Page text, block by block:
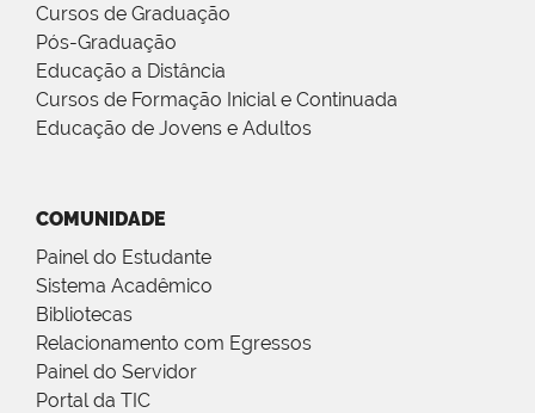
Cursos de Graduação
Pós-Graduação
Educação a Distância
Cursos de Formação Inicial e Continuada
Educação de Jovens e Adultos
COMUNIDADE
Painel do Estudante
Sistema Acadêmico
Bibliotecas
Relacionamento com Egressos
Painel do Servidor
Portal da TIC